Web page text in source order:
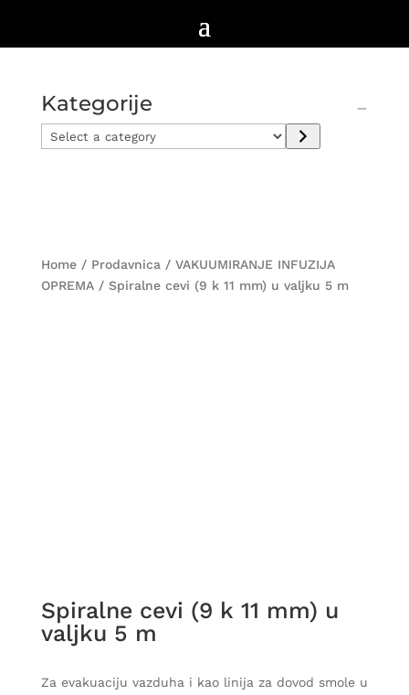
Kategorije
Select
a
Home/ Prodavnica/ VAKUUMIRANJE INFUZIJA
OPREMA/ Spiralne cevi (9 k 11 mm) u valjku 5 m
Spiralne cevi (9 k 11 mm) u
valjku 5 m
Za evakuaciju vazduha i kao linija za dovod smole u